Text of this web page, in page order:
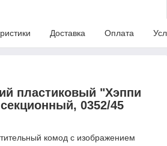
Доставка Оплата
пластиковый "Хэппи
0352/45
комод с изображением